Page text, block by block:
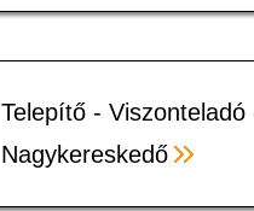
Telepítő - Viszonteladó
Nagykereskedő